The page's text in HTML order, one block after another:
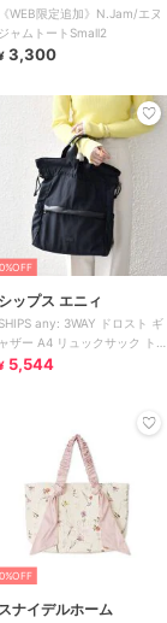
《WEB限定追加》N.Jam/エヌ
ジャムトートSmall2
3,300
シップス エニィ
any: 3WAY ドロスト ギ
ャザー A4 リュックサック ト
トバッグ
5,544
スナイデルホーム